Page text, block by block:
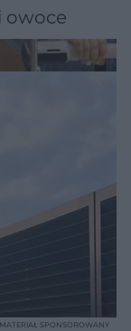
owoce
MATERIAŁ SPONSOROWANY